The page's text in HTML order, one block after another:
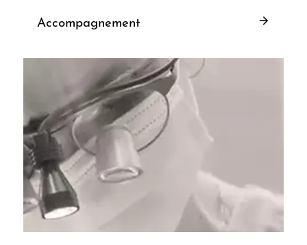
Accompagnement